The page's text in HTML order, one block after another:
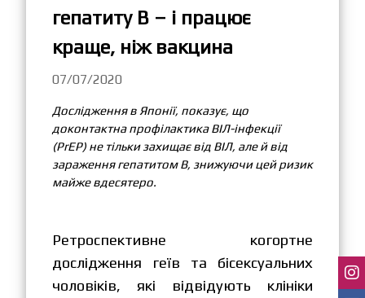
гепатиту В – і працює
краще, ніж вакцина
07/07/2020
Дослідження в Японії, показує, що
доконтактна профілактика ВІЛ-інфекції
(PrEP) не тільки захищає від ВІЛ, але й від
зараження гепатитом В, знижуючи цей ризик
майже вдесятеро.
Ретроспективне когортне
дослідження геїв та бісексуальних
чоловіків, які відвідують клініки